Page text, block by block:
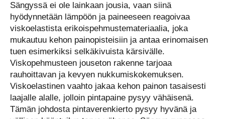
Sängyssä ei ole lainkaan jousia, vaan siinä
hyödynnetään lämpöön ja paineeseen reagoivaa
viskoelastista erikois­pehmuste­materiaalia, joka
mukautuu kehon painopisteisiin ja antaa erinomaisen
tuen esimerkiksi selkäkivuista kärsivälle.
Viskopehmusteen jouseton rakenne tarjoaa
rauhoittavan ja kevyen nukkumiskokemuksen.
Viskoelastinen vaahto jakaa kehon painon tasaisesti
laajalle alalle, jolloin pintapaine pysyy vähäisenä.
Tämän johdosta pintaverenkierto pysyy hyvänä ja